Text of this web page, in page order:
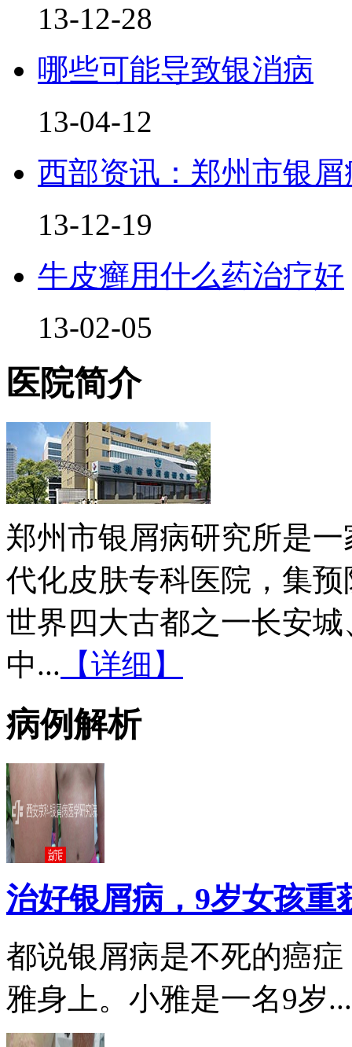
13-12-28
哪些可能导致银消病
13-04-12
西部资讯：郑州市银
13-12-19
牛皮癣用什么药治疗好
13-02-05
医院简介
郑州市银屑病研究所是
代化皮肤专科医院，集
世界四大古都之一长安
中... 【详细】
病例解析
治好银屑病，9岁女孩重
都说银屑病是不死的癌
雅身上。小雅是一名9岁...